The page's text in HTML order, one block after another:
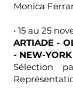
Monica
• 15 au 25
ARTIADE -
- NEW-
Sélection